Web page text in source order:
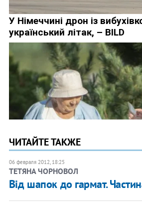
ЧИТАЙТЕ ТАКЖЕ
06 февраля 2012, 18:25
ТЕТЯНА ЧОРНОВОЛ
Від шапок до гармат.